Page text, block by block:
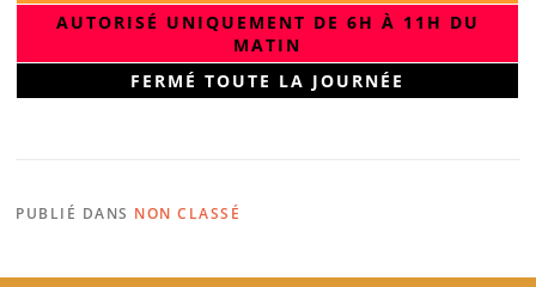
AUTORISÉ UNIQUEMENT DE 6H À 11H DU
MATIN
FERMÉ TOUTE LA JOURNÉE
PUBLIÉ DANS NON CLASSÉ